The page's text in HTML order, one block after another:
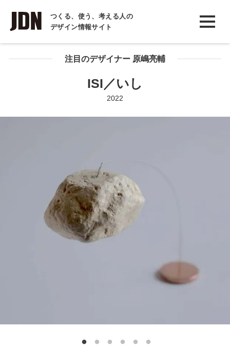
つくる、使う、考える人の
デザイン情報サイト
INTERVIEW
インタビュー
REPORT注目のデザイナー 原嶋亮輔
ISI／いし
2022